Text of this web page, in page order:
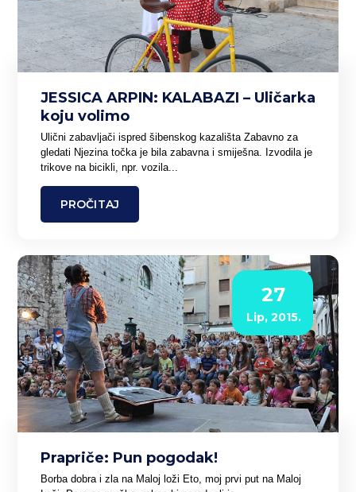
JESSICA ARPIN: KALABAZI – Uličarka
koju volimo
Ulični zabavljači ispred šibenskog kazališta Zabavno za
gledati Njezina točka je bila zabavna i smiješna. Izvodila je
trikove na bicikli, npr. vozila...
PROČITAJ
27
Lip, 2015.
Prapriče: Pun pogodak!
Borba dobra i zla na Maloj loži Eto, moj prvi put na Maloj